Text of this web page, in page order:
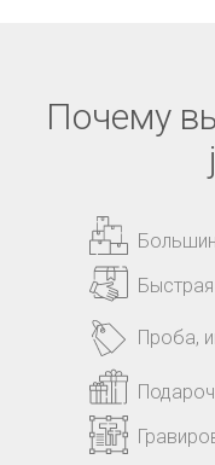
Почему
Проба,